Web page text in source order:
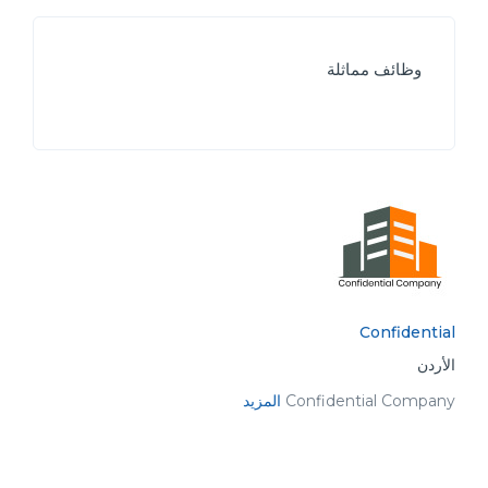
وظائف مماثلة
Confidential
الأردن
Confidential Company المزيد